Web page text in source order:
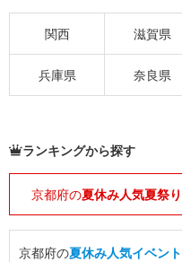
関西 滋賀県
兵庫県 奈良県
ランキングから探す
京都府の夏休み人気夏祭り
京都府の夏休み人気イベント